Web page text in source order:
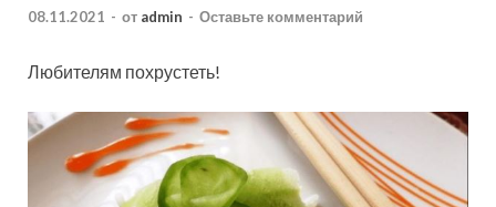
08.11.2021 - от admin - Оставьте комментарий
Любителям похрустеть!